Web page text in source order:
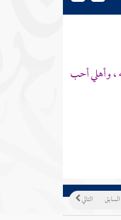
وأهلي أحب
التالي السابق